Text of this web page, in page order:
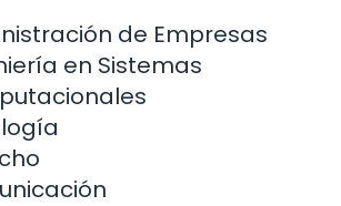
de Empresas
en Sistemas